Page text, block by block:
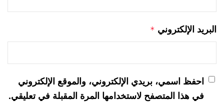
البريد الإلكتروني *
احفظ اسمي، بريدي الإلكتروني، والموقع الإلكتروني
في هذا المتصفح لاستخدامها المرة المقبلة في تعليقي.